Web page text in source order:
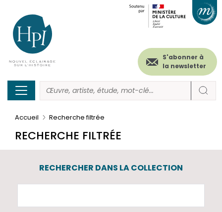
contenu
principal
Menu
secondaire
(header)
S'abonner à
la newsletter
Accueil Recherche filtrée
RECHERCHE FILTRÉE
RECHERCHER DANS LA COLLECTION